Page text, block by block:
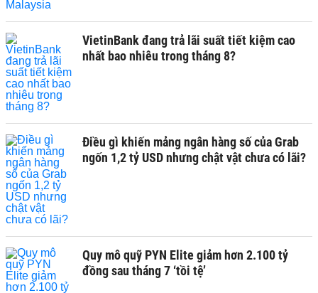
VietinBank đang trả lãi suất tiết kiệm cao
nhất bao nhiêu trong tháng 8?
Điều gì khiến mảng ngân hàng số của Grab
ngốn 1,2 tỷ USD nhưng chật vật chưa có lãi?
Quy mô quỹ PYN Elite giảm hơn 2.100 tỷ
đồng sau tháng 7 ‘tồi tệ’